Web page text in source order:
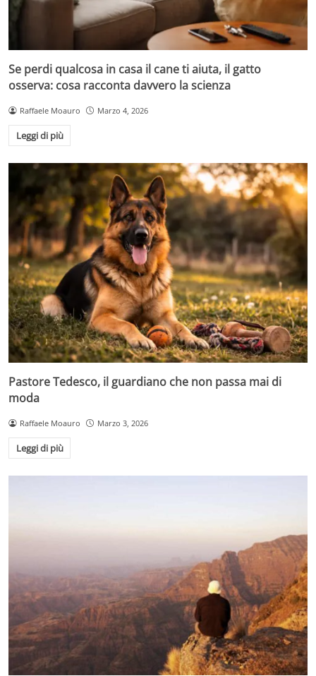
Se perdi qualcosa in casa il cane ti aiuta, il gatto
osserva: cosa racconta davvero la scienza
Raffaele Moauro Marzo 4, 2026
Leggi di più
Pastore Tedesco, il guardiano che non passa mai di
moda
Raffaele Moauro Marzo 3, 2026
Leggi di più